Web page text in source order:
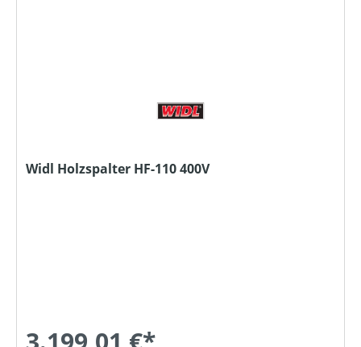
Widl Holzspalter HF-110 400V